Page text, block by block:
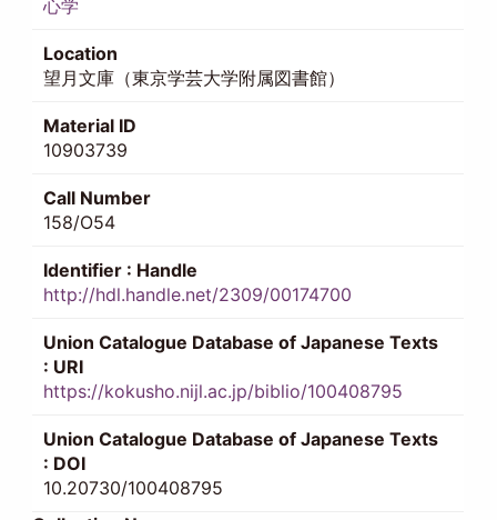
心学
Location
望月文庫（東京学芸大学附属図書館）
Material ID
10903739
Call Number
158/O54
Identifier : Handle
http://hdl.handle.net/2309/00174700
Union Catalogue Database of Japanese Texts
: URI
https://kokusho.nijl.ac.jp/biblio/100408795
Union Catalogue Database of Japanese Texts
: DOI
10.20730/100408795